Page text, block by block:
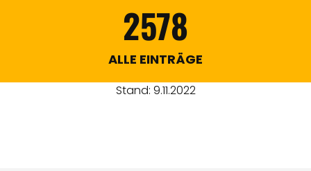
2578
ALLE EINTRÄGE
Stand: 9.11.2022